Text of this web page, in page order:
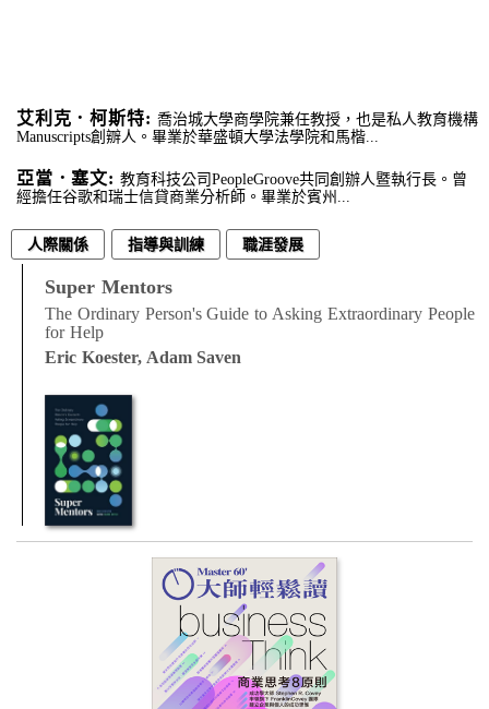
艾利克．柯斯特: 喬治城大學商學院兼任教授，也是私人教育機構
Manuscripts創辧人。畢業於華盛頓大學法學院和馬楷...
亞當．塞文: 教育科技公司PeopleGroove共同創辦人暨執行長。曾
經擔任谷歌和瑞士信貸商業分析師。畢業於賓州...
人際關係 指導與訓練 職涯發展
Super Mentors
The Ordinary Person's Guide to Asking Extraordinary People
for Help
Eric Koester, Adam Saven